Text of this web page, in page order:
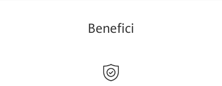
Benefici